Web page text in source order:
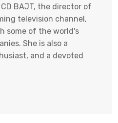
BAJT, the director of
television channel,
some of the world's
She is also a
and a devoted